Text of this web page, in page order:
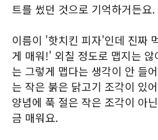
트를 썼던 것으로 기억하거든요.
이름이 '핫치킨 피자'인데 진짜
게 매워!' 외칠 정도로 맵지는
는 그렇게 맵다는 생각이 안 들
는 작은 붉은 닭고기 조각이 있
양념에 푹 절은 작은 조각이 아
금 매워요.